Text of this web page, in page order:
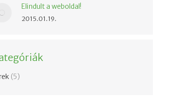
Elindult a weboldal!
2015.01.19.
(5)